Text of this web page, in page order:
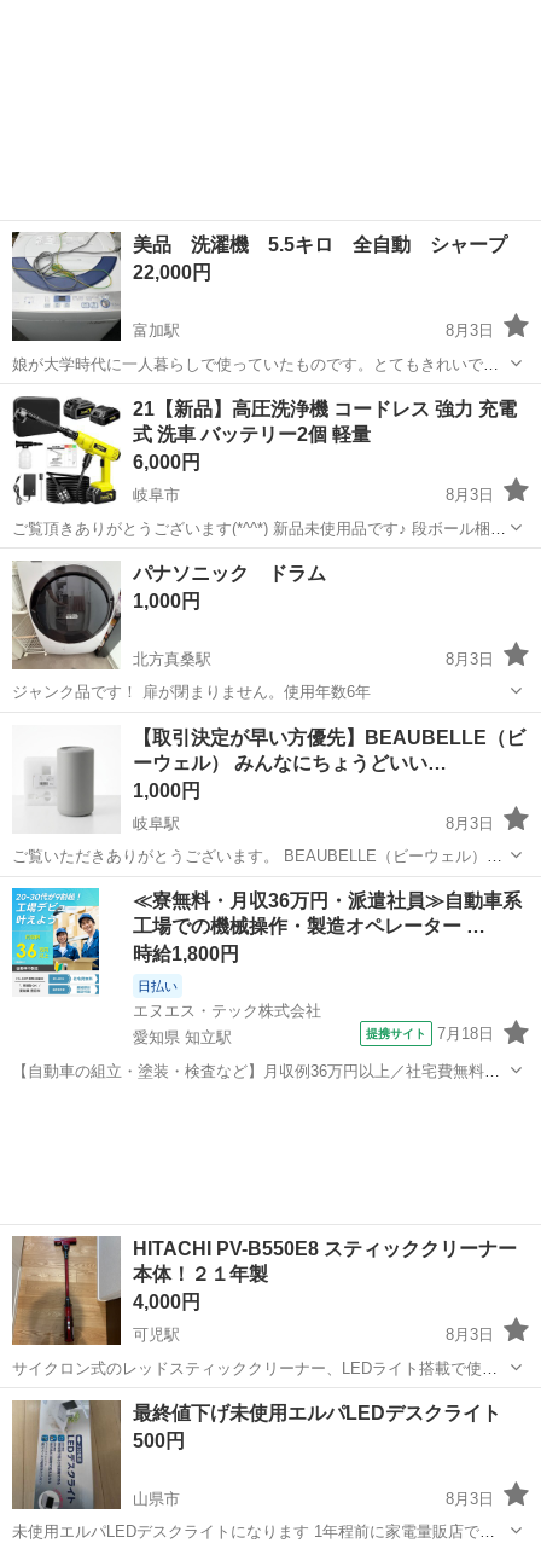
美品 洗濯機 5.5キロ 全自動 シャープ
22,000円
富加駅
8月3日
娘が大学時代に一人暮らしで使っていたものです。とてもきれいで
す。まだまだ使えます。よろしかったらどうですか？ 私の軽トラで配
達することも可能です
岐阜 加茂郡 富加駅 生活家電
21【新品】高圧洗浄機 コードレス 強力 充電
式 洗車 バッテリー2個 軽量
6,000円
岐阜市
8月3日
ご覧頂きありがとうございます(*^^*) 新品未使用品です♪ 段ボール梱包
のままお渡しできます。 よろしくお願い致します。 〈製品特徴〉
S557-870 210 【2026 新登場強化版、強...
岐阜 岐阜市 生活家電
パナソニック ドラム
1,000円
北方真桑駅
8月3日
ジャンク品です！ 扉が閉まりません。使用年数6年
北方真桑駅 生活家電
【取引決定が早い方優先】BEAUBELLE（ビ
ーウェル） みんなにちょうどいい…
1,000円
岐阜駅
8月3日
ご覧いただきありがとうございます。 BEAUBELLE（ビーウェル）の
「みんなにちょうどいい加湿器」です。 シンプルでインテリアに馴染
みやすいデザインの超音波式加湿器です。上から直接給水できるため
使い胜手がよく重宝し...
岐阜 岐阜市 岐阜駅 生活家電 場所
≪寮無料・月収36万円・派遣社員≫自動車系
工場での機械操作・製造オペレーター …
時給1,800円
日払い
エヌエス・テック株式会社
愛知県 知立駅
提携サイト 7月18日
【自動車の組立・塗装・検査など】月収例36万円以上／社宅費無料／
HITACHI PV-B550E8 スティッククリーナー
本体！２１年製
4,000円
可児駅
8月3日
サイクロン式のレッドスティッククリーナー、LEDライト搭載で使い
やすい。 ２０２１年製 吸引動作確認致しました 中古品ですが、サブ
機でしたので、使用頻度は少なめです。 充電ケーブルが別でありま
す。 洗浄済みのため、す...
岐阜 可児市 可児駅 生活家電
最終値下げ未使用エルパLEDデスクライト
500円
山県市
8月3日
未使用エルパLEDデスクライトになります 1年程前に家電量販店で購